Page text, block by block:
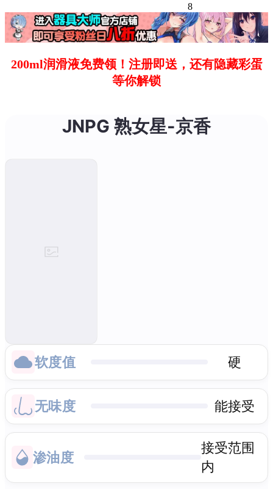
8
200ml润滑液免费领！注册即送，还有隐藏彩蛋
等你解锁
JNPG 熟女星-京香
软度值 硬
无味度 能接受
渗油度
接受范围
内